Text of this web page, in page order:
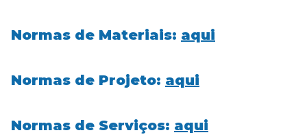
Normas de Materiais: aqui
Normas de Projeto: aqui
Normas de Serviços: aqui